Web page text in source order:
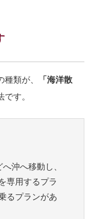
類が、
「海洋散
す。
沖へ移動し、
専用するプラ
るプランがあ